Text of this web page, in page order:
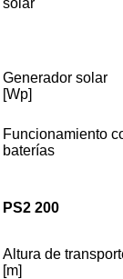
solar
Generador solar
[Wp]
Funcionamiento
baterías
PS2 200
Altura de
[m]